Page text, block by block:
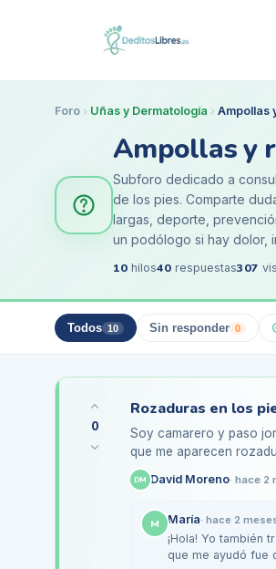
Foro Uñas y Dermatología Ampollas
Ampollas y
Subforo dedicado a
de los pies. Comparte
largas, deporte,
un podólogo si hay dolor,
10 hilos40 respuestas307
Todos 10 Sin responder 0
0
Soy camarero y paso
que me aparecen
probado varios tipos…
DM David Moreno· hace 2
M María· hace 2
¡Hola! Yo también
que me ayudó fue